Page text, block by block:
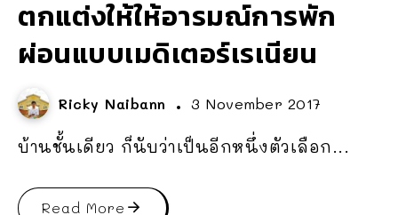
ตกแต่งให้ให้อารมณ์การพัก
ผ่อนแบบเมดิเตอร์เรเนียน
Ricky Naibann 3 November 2017
บ้านชั้นเดียว ก็นับว่าเป็นอีกหนึ่งตัวเลือก...
Read More